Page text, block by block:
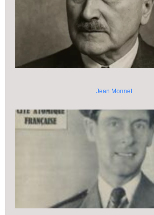
Jean Monnet